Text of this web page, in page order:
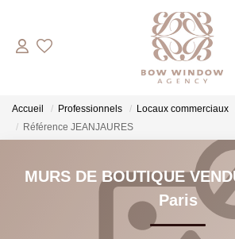
COMMERCES
Boutiques
HABITATIONS
Accueil Professionnels Locaux commerciaux
Référence JEANJAURES
MURS DE BOUTIQUE
Paris